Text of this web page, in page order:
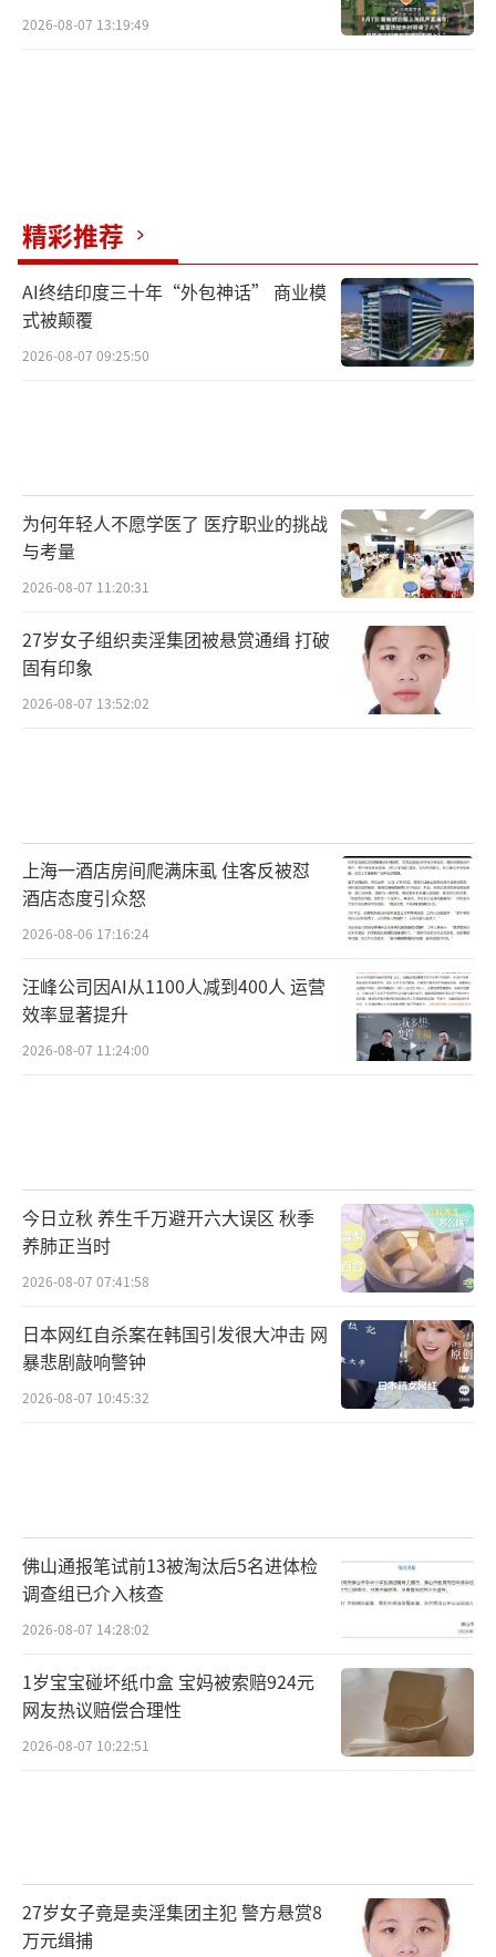
2026-08-07 13:19:49
精彩推荐
AI终结印度三十年“外包神话” 商业模
式被颠覆
2026-08-07 09:25:50
为何年轻人不愿学医了 医疗职业的挑战
与考量
2026-08-07 11:20:31
27岁女子组织卖淫集团被悬赏通缉 打破
固有印象
2026-08-07 13:52:02
上海一酒店房间爬满床虱 住客反被怼
酒店态度引众怒
2026-08-06 17:16:24
汪峰公司因AI从1100人减到400人 运营
效率显著提升
2026-08-07 11:24:00
今日立秋 养生千万避开六大误区 秋季
养肺正当时
2026-08-07 07:41:58
日本网红自杀案在韩国引发很大冲击 网
暴悲剧敲响警钟
2026-08-07 10:45:32
佛山通报笔试前13被淘汰后5名进体检
调查组已介入核查
2026-08-07 14:28:02
1岁宝宝碰坏纸巾盒 宝妈被索赔924元
网友热议赔偿合理性
2026-08-07 10:22:51
27岁女子竟是卖淫集团主犯 警方悬赏8
万元缉捕